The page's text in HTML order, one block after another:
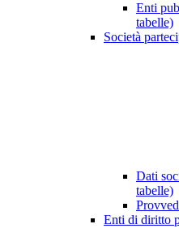
Enti
tabelle)
Società
Dati
tabelle)
Enti di diritto